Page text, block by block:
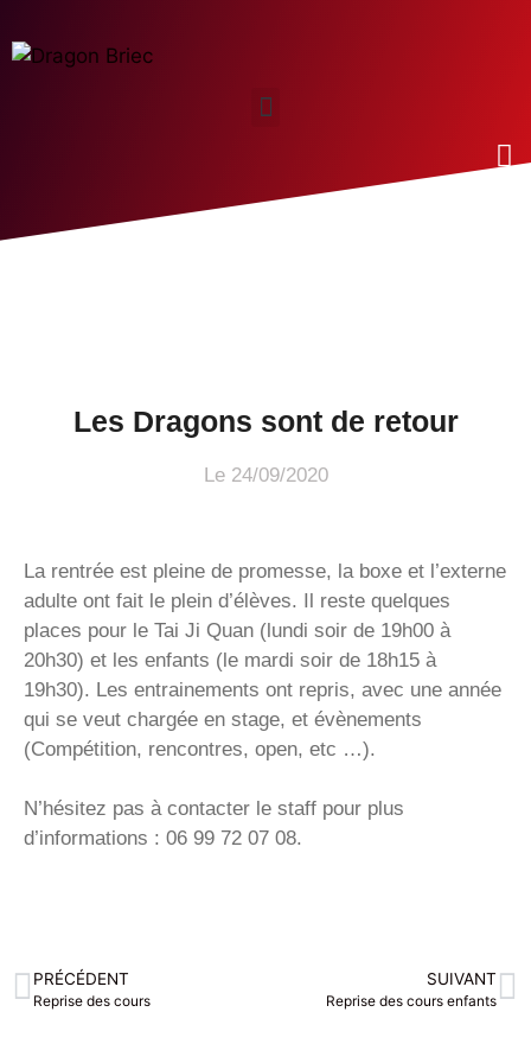
Les Dragons sont de retour
Le 24/09/2020
La rentrée est pleine de promesse, la boxe et l’externe
adulte ont fait le plein d’élèves. Il reste quelques
places pour le Tai Ji Quan (lundi soir de 19h00 à
20h30) et les enfants (le mardi soir de 18h15 à
19h30). Les entrainements ont repris, avec une année
qui se veut chargée en stage, et évènements
(Compétition, rencontres, open, etc …).
N’hésitez pas à contacter le staff pour plus
d’informations : 06 99 72 07 08.
PRÉCÉDENT
Reprise des cours
SUIVANT
Reprise des cours enfants